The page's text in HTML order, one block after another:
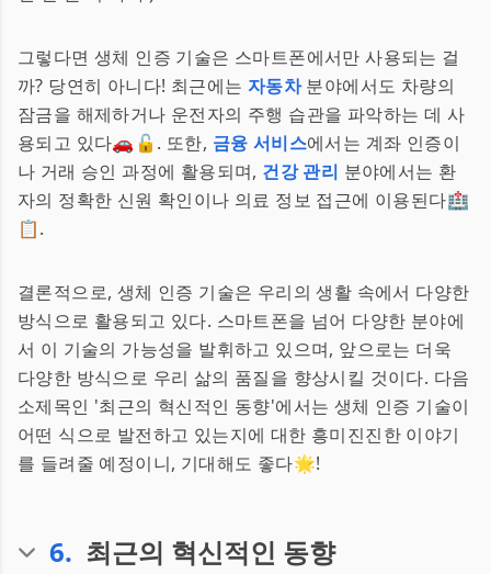
그렇다면 생체 인증 기술은 스마트폰에서만 사용되는 걸
까? 당연히 아니다! 최근에는 자동차분야에서도 차량의
잠금을 해제하거나 운전자의 주행 습관을 파악하는 데 사
용되고 있다🚗🔓. 또한, 금융 서비스에서는 계좌 인증이
나 거래 승인 과정에 활용되며, 건강 관리 분야에서는 환
자의 정확한 신원 확인이나 의료 정보 접근에 이용된다🏥
📋.
결론적으로, 생체 인증 기술은 우리의 생활 속에서 다양한
방식으로 활용되고 있다. 스마트폰을 넘어 다양한 분야에
서 이 기술의 가능성을 발휘하고 있으며, 앞으로는 더욱
다양한 방식으로 우리 삶의 품질을 향상시킬 것이다. 다음
소제목인 '최근의 혁신적인 동향'에서는 생체 인증 기술이
어떤 식으로 발전하고 있는지에 대한 흥미진진한 이야기
를 들려줄 예정이니, 기대해도 좋다🌟!
6. 최근의 혁신적인 동향